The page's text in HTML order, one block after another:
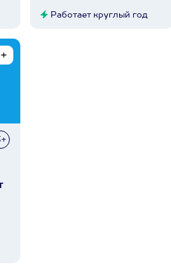
Работает круглый год